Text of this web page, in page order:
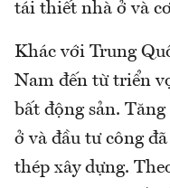
tái thiết nhà ở và
Khác với Trung
Nam đến từ triển
bất động sản.
ở và đầu tư công
thép xây dựng.